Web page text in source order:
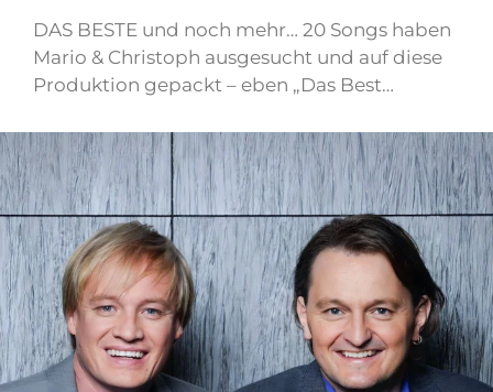
DAS BESTE und noch mehr… 20 Songs haben
Mario & Christoph ausgesucht und auf diese
Produktion gepackt – eben „Das Best…